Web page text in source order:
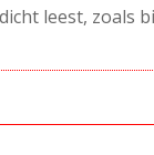
leest, zoals